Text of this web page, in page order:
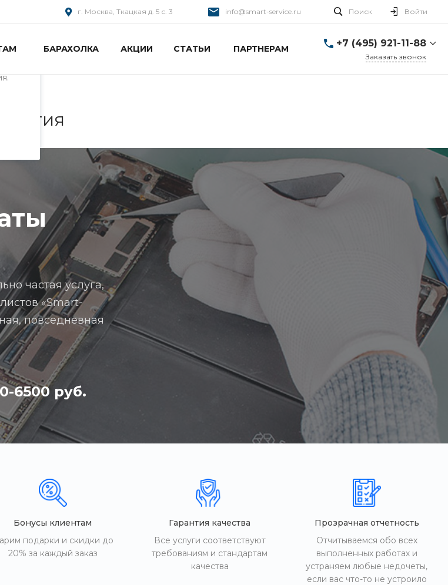
г. Москва, Ткацкая д. 5 с. 3 info@smart-service.ru Поиск Войти
БАРАХОЛКА АКЦИИ СТАТЬИ ПАРТНЕРАМ
+7 (495) 921-11-88
Заказать звонок
частая услуга,
«Smart-
повседневная
6500 руб.
Бонусы клиентам
подарки и скидки до
20% за каждый заказ
Гарантия качества
Все услуги соответствуют
требованиям и стандартам
качества
Прозрачная отчетность
Отчитываемся обо всех
выполненных работах и
устраняем любые недочеты,
если вас что-то не устроило